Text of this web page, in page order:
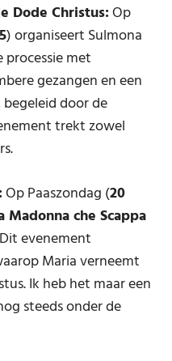
Dode Christus:Op
) organiseert Sulmona
met
gezangen en een
door de
trekt zowel
Op Paaszondag (20
Madonna che Scappa
evenement
Maria verneemt
Ik heb het maar een
steeds onder de